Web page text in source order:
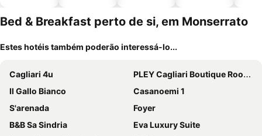
Bed & Breakfast perto de si, em Monserrato
Estes hotéis também poderão interessá-lo...
Cagliari 4u
PLEY Cagliari Boutique Rooms
Il Gallo Bianco
Casanoemi 1
S'arenada
Foyer
B&B Sa Sindria
Eva Luxury Suite